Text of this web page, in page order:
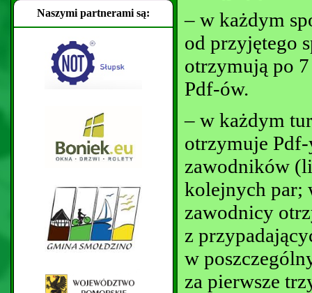
Naszymi partnerami są:
– w każdym
od przyjętego
otrzymują po
Pdf-ów.
– w każdym
otrzymuje
zawodników
kolejnych par;
zawodnicy
z
w
za pierwsze